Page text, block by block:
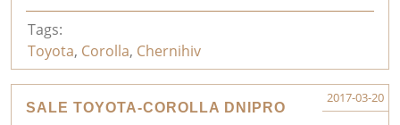
Tags:
Toyota, Corolla, Chernihiv
SALE TOYOTA-COROLLA DNIPRO
2017-03-20